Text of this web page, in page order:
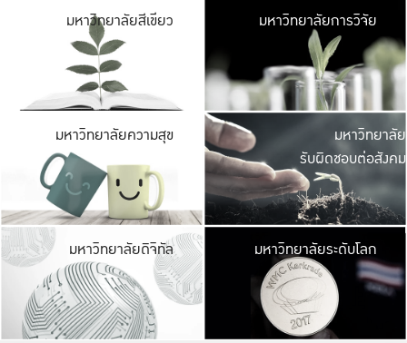
มหาวิทยาลัยสีเขียว มหาวิ
มีพื้นที่เขียวสดใส
เป็นป่าในเมือง เกษต
มหาวิทยาลัยการวิจัย
มหาวิทยาลัยความสุข มหาวิ
ค
เปิดประ
และพบเรื่องราวใ
มหาวิทยาลัย
รับผิดชอบต่อสังคม
มหาวิทยาลัยดิจิทัล มหาวิ
เปลี่ยนแปลง แล
เพื่อทำง
ระบบสารสนเทศ
มหาวิทยาลัยระดับโลก